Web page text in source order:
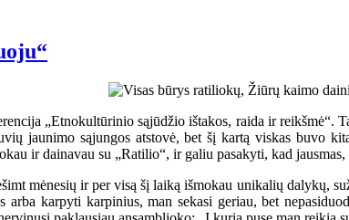
„Etnokultūrinio sąjūdžio ištakos, raida ir reikšmė“.
jaunimo sąjungos atstovė, bet šį kartą viskas buvo
ir dainavau su „Ratilio“, ir galiu pasakyti, kad
mėnesių ir per visą šį laiką išmokau unikalių dalykų,
arba karpyti karpinius, man sekasi geriau, bet